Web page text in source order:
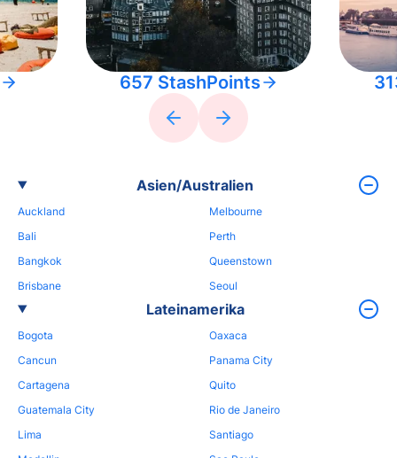
657 StashPoints
Asien/Australien
Auckland
Bali
Bangkok
Brisbane
Melbourne
Perth
Queenstown
Seoul
Lateinamerika
Bogota
Cancun
Cartagena
Guatemala City
Lima
Oaxaca
Panama City
Quito
Rio de Janeiro
Santiago